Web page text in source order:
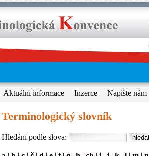
Aktuální informace Inzerce Napište nám
Terminologický slovník
Hledání podle slova: